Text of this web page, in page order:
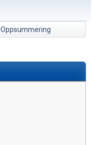
Oppsummering